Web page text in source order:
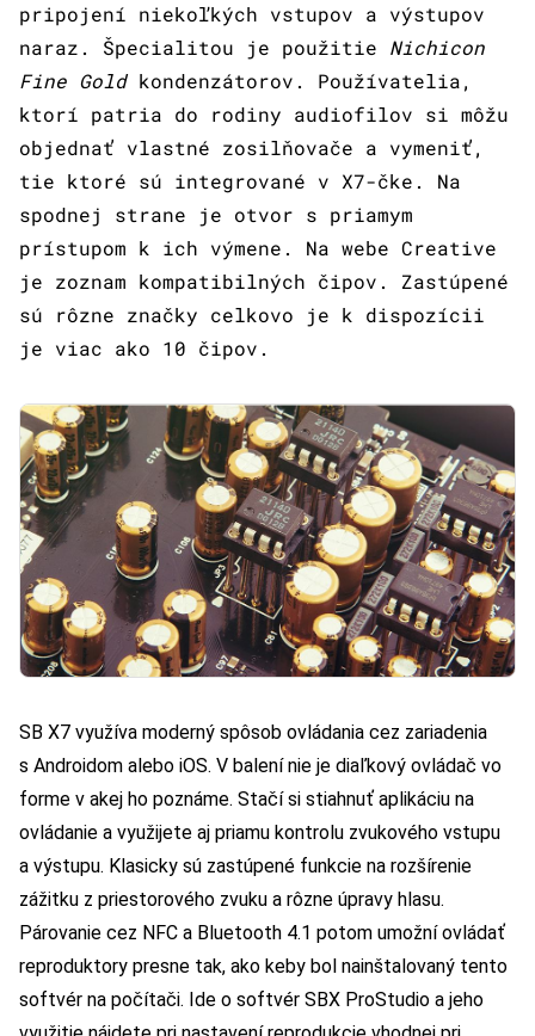
pripojení niekoľkých vstupov a výstupov
naraz. Špecialitou je použitie Nichicon
Fine Goldkondenzátorov. Používatelia,
ktorí patria do rodiny audiofilov si môžu
objednať vlastné zosilňovače a vymeniť,
tie ktoré sú integrované v X7-čke. Na
spodnej strane je otvor s priamym
prístupom k ich výmene. Na webe Creative
je zoznam kompatibilných čipov. Zastúpené
sú rôzne značky celkovo je k dispozícii
je viac ako 10 čipov.
SB X7 využíva moderný spôsob ovládania cez zariadenia
s Androidom alebo iOS. V balení nie je diaľkový ovládač vo
forme v akej ho poznáme. Stačí si stiahnuť aplikáciu na
ovládanie a využijete aj priamu kontrolu zvukového vstupu
a výstupu. Klasicky sú zastúpené funkcie na rozšírenie
zážitku z priestorového zvuku a rôzne úpravy hlasu.
Párovanie cez NFC a Bluetooth 4.1 potom umožní ovládať
reproduktory presne tak, ako keby bol nainštalovaný tento
softvér na počítači. Ide o softvér SBX ProStudio a jeho